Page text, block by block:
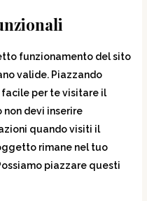
funzionamento del sito
valide. Piazzando
per te visitare il
non devi inserire
quando visiti il
rimane nel tuo
piazzare questi